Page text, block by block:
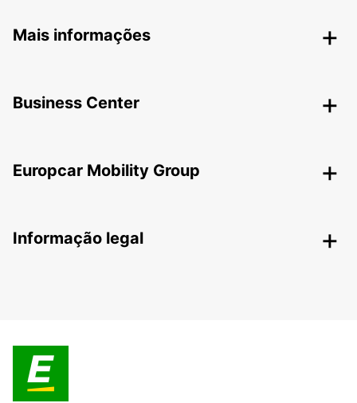
Mais informações
Business Center
Europcar Mobility Group
Informação legal